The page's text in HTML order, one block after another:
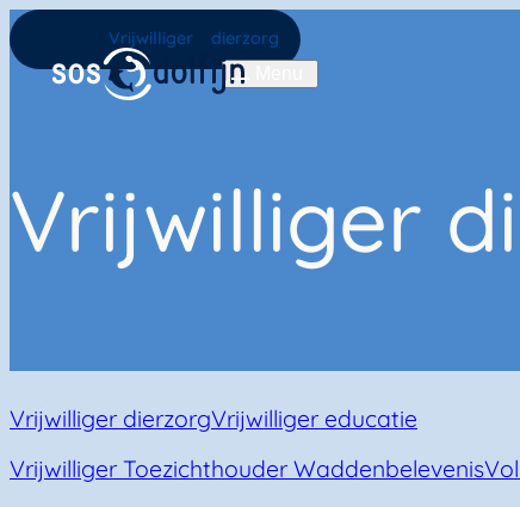
Vrijwilliger dierzorg
Vrijwilliger
Vrijwilliger dierzorgVrijwilliger educatie
Vrijwilliger Toezichthouder Waddenbelevenis